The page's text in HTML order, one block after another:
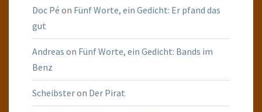
Doc Pé on Fünf Worte, ein Gedicht: Er pfand das
gut
Andreas on Fünf Worte, ein Gedicht: Bands im
Benz
Scheibsteron Der Pirat